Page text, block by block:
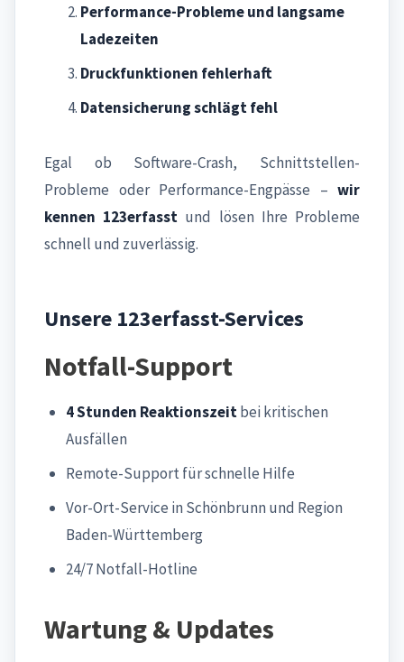
Performance-Probleme und langsame
Ladezeiten
Druckfunktionen fehlerhaft
Datensicherung schlägt fehl
Egal ob Software-Crash, Schnittstellen-
Probleme oder Performance-Engpässe – wir
kennen 123erfasst und lösen Ihre Probleme
schnell und zuverlässig.
Unsere 123erfasst-Services
Notfall-Support
4 Stunden Reaktionszeitbei kritischen
Ausfällen
Remote-Support für schnelle Hilfe
Vor-Ort-Service in Schönbrunn und Region
Baden-Württemberg
24/7 Notfall-Hotline
Wartung & Updates